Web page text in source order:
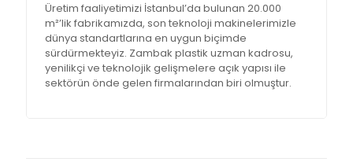
Üretim faaliyetimizi İstanbul’da bulunan 20.000
m²’lik fabrikamızda, son teknoloji makinelerimizle
dünya standartlarına en uygun biçimde
sürdürmekteyiz. Zambak plastik uzman kadrosu,
yenilikçi ve teknolojik gelişmelere açık yapısı ile
sektörün önde gelen firmalarından biri olmuştur.